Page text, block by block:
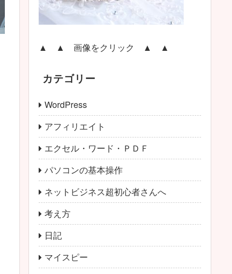
▲ ▲ 画像をクリック ▲ ▲
カテゴリー
WordPress
アフィリエイト
エクセル・ワード・ＰＤＦ
パソコンの基本操作
ネットビジネス超初心者さんへ
考え方
日記
マイスピー